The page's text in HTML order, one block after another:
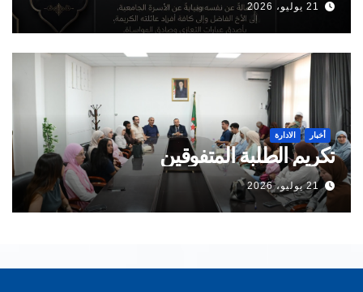
21 يوليو، 2026
أخبار الادارة
تكريم الطلبة المتفوقين
21 يوليو، 2026